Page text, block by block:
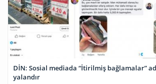
DİN: Sosial mediada “İtirilmiş bağlamalar”
yalandır